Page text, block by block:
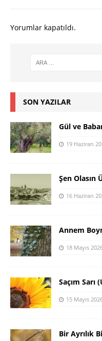
Yorumlar kapatıldı.
SON YAZILAR
Gül ve
19 Haziran
Şen Olasın
16 Haziran
Annem
18 Mayıs
Saçım Sarı
15 Mayıs
Bir Ayrılık